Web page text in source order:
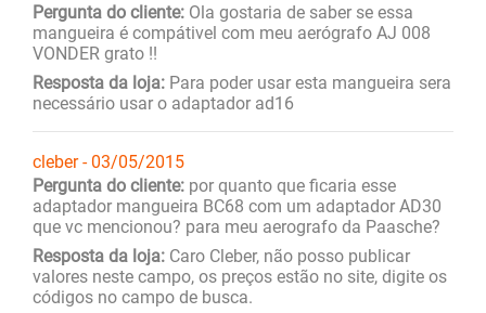
Pergunta do cliente: Ola gostaria de saber se essa
mangueira é compátivel com meu aerógrafo AJ 008
VONDER grato !!
Resposta da loja: Para poder usar esta mangueira sera
necessário usar o adaptador ad16
cleber - 03/05/2015
Pergunta do cliente: por quanto que ficaria esse
adaptador mangueira BC68 com um adaptador AD30
que vc mencionou? para meu aerografo da Paasche?
Resposta da loja: Caro Cleber, não posso publicar
valores neste campo, os preços estão no site, digite os
códigos no campo de busca.